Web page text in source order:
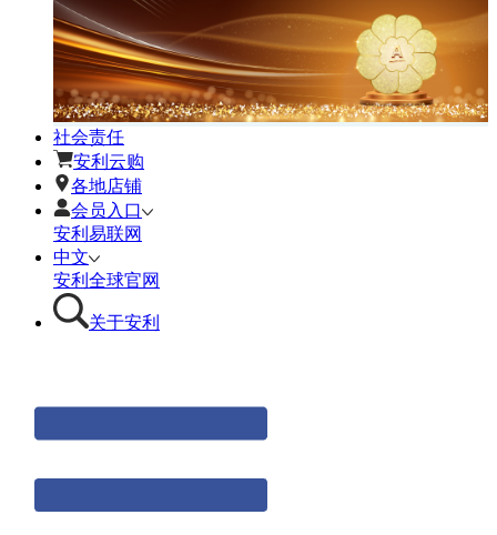
社会责任
安利云购
各地店铺
会员入口
安利易联网
中文
安利全球官网
关于安利